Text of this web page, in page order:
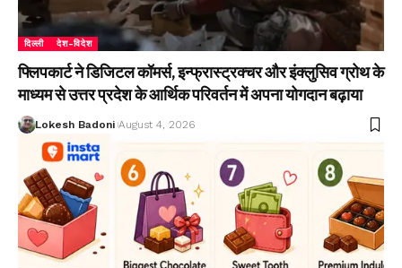
दिल्ली देश-विदेश
फ्लिपकार्ट ने डिजिटल कॉमर्स, इन्फ्रास्ट्रक्चर और इंक्लुसिव ग्रोथ के
माध्यम से उत्तर प्रदेश के आर्थिक परिवर्तन में अपना योगदान बढ़ाया
Lokesh Badoni August 4, 2026